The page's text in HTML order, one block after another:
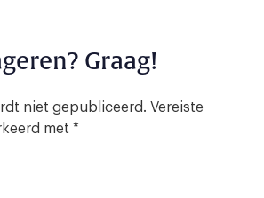
Graag!
niet gepubliceerd. Vereiste
met *